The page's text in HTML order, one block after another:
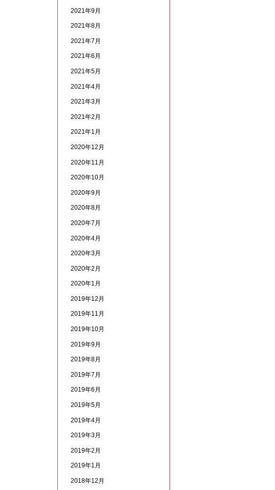
2021年9月
2021年8月
2021年7月
2021年6月
2021年5月
2021年4月
2021年3月
2021年2月
2021年1月
2020年12月
2020年11月
2020年10月
2020年9月
2020年8月
2020年7月
2020年4月
2020年3月
2020年2月
2020年1月
2019年12月
2019年11月
2019年10月
2019年9月
2019年8月
2019年7月
2019年6月
2019年5月
2019年4月
2019年3月
2019年2月
2019年1月
2018年12月